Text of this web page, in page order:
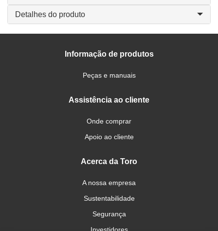
Detalhes do produto
Informação de produtos
Peças e manuais
Assistência ao cliente
Onde comprar
Apoio ao cliente
Acerca da Toro
A nossa empresa
Sustentabilidade
Segurança